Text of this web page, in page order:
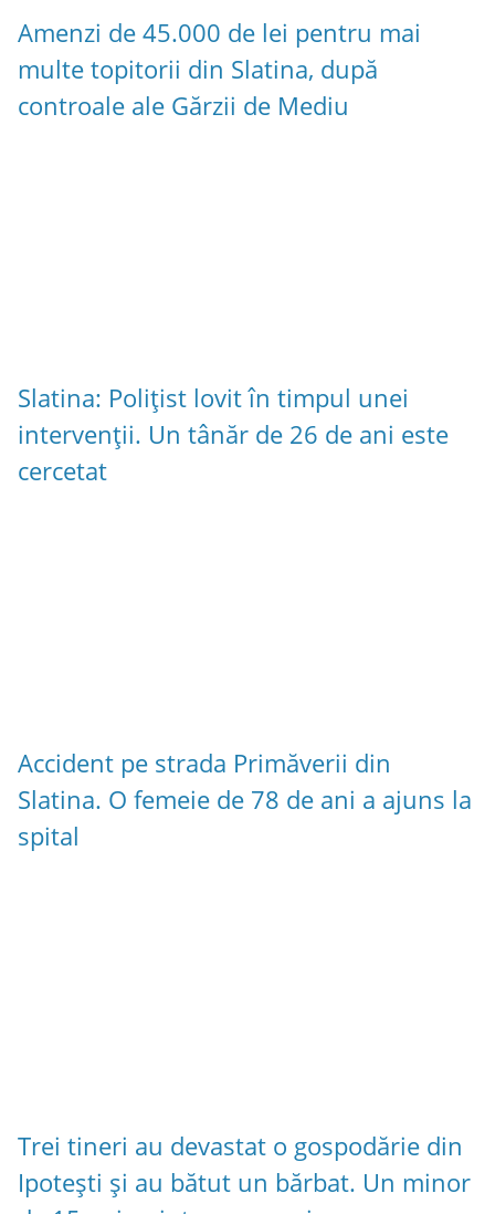
Amenzi de 45.000 de lei pentru mai
multe topitorii din Slatina, după
controale ale Gărzii de Mediu
Slatina: Polițist lovit în timpul unei
intervenții. Un tânăr de 26 de ani este
cercetat
Accident pe strada Primăverii din
Slatina. O femeie de 78 de ani a ajuns la
spital
Trei tineri au devastat o gospodărie din
Ipotești și au bătut un bărbat. Un minor